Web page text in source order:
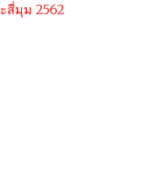
สี่มุม 2562